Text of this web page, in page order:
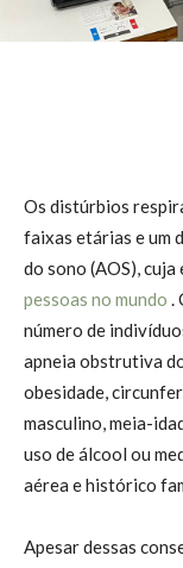
Os distúrbios
faixas etárias e um
do sono (AOS),
pessoas no mundo
número de
apneia obstrutiva
obesidade,
masculino, meia-
uso de álcool ou
aérea e histórico
Apesar dessas